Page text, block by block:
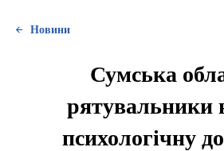
Новини
Сумська
рятувальники
психологічну